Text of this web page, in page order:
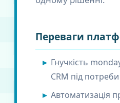
Переваги
Гнучкість
CRM під
Автоматизація